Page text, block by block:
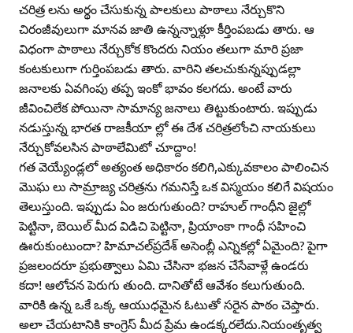
చరిత్ర లను అర్థం చేసుకున్న పాలకులు పాఠాలు నేర్చుకొని
చిరంజీవులుగా మానవ జాతి ఉన్నన్నాళ్లూ కీర్తింపబడు తారు. ఆ
విధంగా పాఠాలు నేర్చుకోక కొందరు నియం తలుగా మారి ప్రజా
కంటకులుగా గుర్తింపబడు తారు. వారిని తలచుకున్నప్పుడల్లా
జనాలకు ఏవగింపు తప్ప ఇంకో భావం కలగదు. అంటే వారు
జీవించిలేక పోయినా సామాన్య జనాలు తిట్టుకుంటారు. ఇప్పుడు
నడుస్తున్న భారత రాజకీయా ల్లో ఈ దేశ చరిత్రలోంచి నాయకులు
నేర్చుకోవలసిన పాఠాలేమిటో చూద్దాం!
గత వెయ్యేండ్లలో అత్యంత అధికారం కలిగి,ఎక్కువకాలం పాలించిన
మొఘ లు సామ్రాజ్య చరిత్రను గమనిస్తే ఒక విస్మయం కలిగే విషయం
తెలుస్తుంది. ఇప్పుడు ఏం జరుగుతుంది? రాహుల్‌ గాంధీని జైల్లో
పెట్టినా, బెయిల్‌ మీద విడిచి పెట్టినా, ప్రియాంకా గాంధీ సహించి
ఊరుకుంటుందా? హిమాచల్‌ప్రదేశ్‌ అసెంబ్లీ ఎన్నికల్లో ఏమైంది? పైగా
ప్రజలందరూ ప్రభుత్వాలు ఏమి చేసినా భజన చేసేవాళ్లే ఉండరు
కదా! ఆలోచన పెరుగు తుంది. దానితోటే ఆవేశం కలుగుతుంది.
వారికి ఉన్న ఒకే ఒక్క ఆయుధమైన ఓటుతో సరైన పాఠం చెప్తారు.
అలా చేయటానికి కాంగ్రెస్‌ మీద ప్రేమ ఉండక్కరలేదు.నియంతృత్వ